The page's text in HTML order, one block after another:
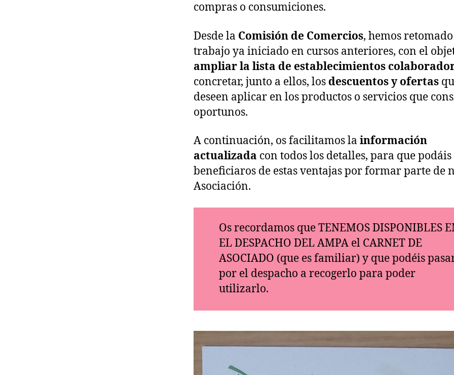
compras o consumiciones.
Desde la Comisión de Comercios, hemos
trabajo ya iniciado en cursos anteriores, con el
ampliar la lista de establecimientos
concretar, junto a ellos, los descuentos y ofertas
deseen aplicar en los productos o servicios que
oportunos.
A continuación, os facilitamos la información
actualizada con todos los detalles, para que podáis
beneficiaros de estas ventajas por formar parte de
Asociación.
Os recordamos que TENEMOS DISPONIBLES
EL DESPACHO DEL AMPA el CARNET DE
ASOCIADO (que es familiar) y que podéis
por el despacho a recogerlo para poder
utilizarlo.